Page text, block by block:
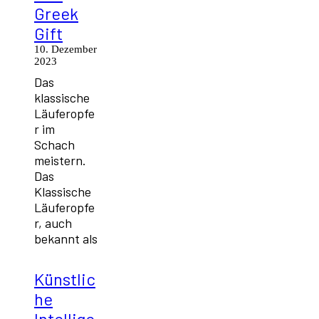
Greek
Gift
10. Dezember
2023
Das
klassische
Läuferopfe
r im
Schach
meistern.
Das
Klassische
Läuferopfe
r, auch
bekannt als
Künstlic
he